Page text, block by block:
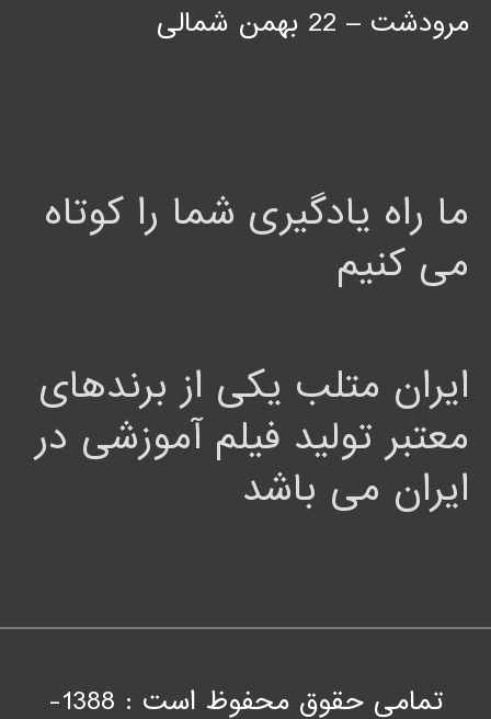
مرودشت – 22 بهمن شمالی
ما راه یادگیری شما را کوتاه
می کنیم
ایران متلب یکی از برندهای
معتبر تولید فیلم آموزشی در
ایران می باشد
تمامی حقوق محفوظ است : 1388-